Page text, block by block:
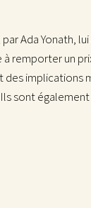
Ada Yonath,
à remporter un
implications
sont également